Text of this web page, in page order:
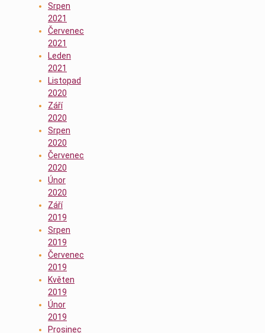
Srpen
2021
Červenec
2021
Leden
2021
Listopad
2020
Září
2020
Srpen
2020
Červenec
2020
Únor
2020
Září
2019
Srpen
2019
Červenec
2019
Květen
2019
Únor
2019
Prosinec